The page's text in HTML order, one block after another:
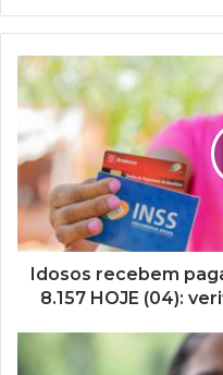
Idosos
recebem
pagamento
do
INSS
até
8.157
HOJE
(04):
Idosos recebem
8.157 HOJE (04):
CONFIRMA